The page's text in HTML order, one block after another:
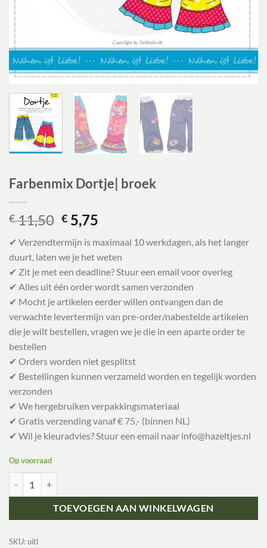
Farbenmix Dortje| broek
€11,50 Oorspronkelijke
prijs
was:
€ 11,50.
€ 5,75
is:
€ 5,75.
✔ Verzendtermijn is maximaal 10 werkdagen, als het langer
duurt, laten we je het weten
✔ Zit je met een deadline? Stuur een email voor overleg
✔ Alles uit één order wordt samen verzonden
✔ Mocht je artikelen eerder willen ontvangen dan de
verwachte levertermijn van pre-order/nabestelde artikelen
die je wilt bestellen, vragen we je die in een aparte order te
bestellen
✔ Orders worden niet gesplitst
✔ Bestellingen kunnen verzameld worden en tegelijk worden
verzonden
✔ We hergebruiken verpakkingsmateriaal
✔ Gratis verzending vanaf € 75,- (binnen NL)
✔ Wil je kleuradvies? Stuur een email naar info@hazeltjes.nl
Op voorraad
TOEVOEGEN AAN WINKELWAGEN
SKU:uitl